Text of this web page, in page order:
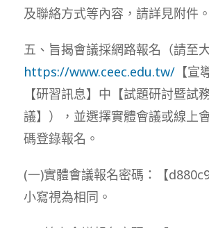
及聯絡方式等內容，請詳見附件。
五、旨揭會議採網路報名（請至
https://www.ceec.edu.tw/【宣
【研習訊息】中【試題研討暨試
議】），並選擇實體會議或線上
碼登錄報名。
(一)實體會議報名密碼：【
小寫視為相同。